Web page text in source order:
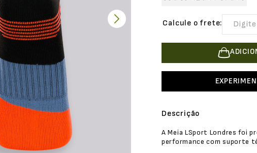
Descrição
A Meia LSport Londres foi
performance com suporte